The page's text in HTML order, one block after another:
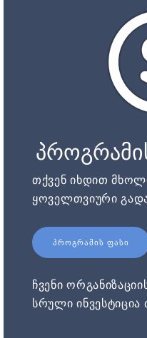
თქვენ იხდით
ყოველთვიური
ᲞᲠᲝᲒᲠᲐᲛᲘᲡ ᲤᲐᲡᲘ
ჩვენი
სრული ინვესტიცია